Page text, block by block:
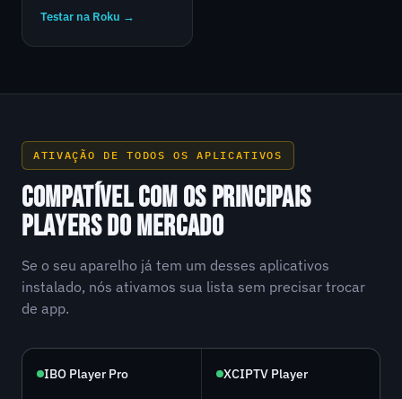
Testar na Roku →
ATIVAÇÃO DE TODOS OS APLICATIVOS
COMPATÍVEL COM OS PRINCIPAIS
PLAYERS DO MERCADO
Se o seu aparelho já tem um desses aplicativos
instalado, nós ativamos sua lista sem precisar trocar
de app.
IBO Player Pro XCIPTV Player